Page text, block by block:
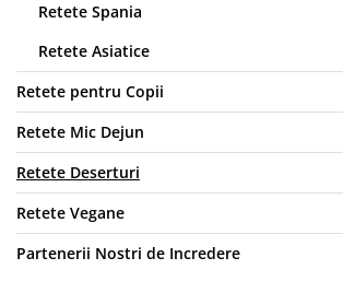
Retete Spania
Retete Asiatice
Retete pentru Copii
Retete Mic Dejun
Retete Deserturi
Retete Vegane
Partenerii Nostri de Incredere